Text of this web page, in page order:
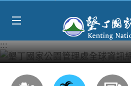
:::